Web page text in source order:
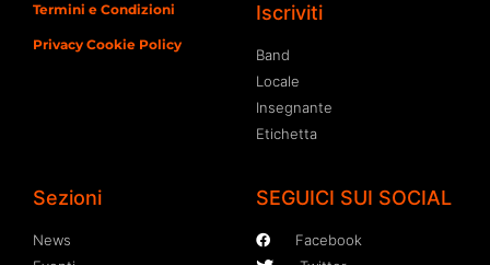
Termini e Condizioni
Privacy Cookie Policy
Iscriviti
Band
Locale
Insegnante
Etichetta
Sezioni
News
SEGUICI SUI SOCIAL
Facebook